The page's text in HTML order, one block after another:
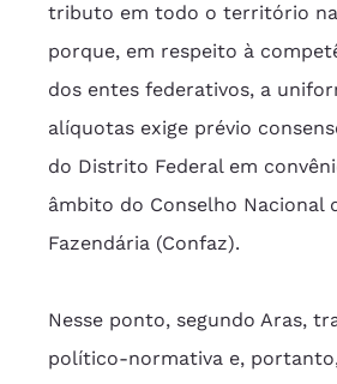
tributo em todo o território
porque, em respeito à
dos entes federativos, a
alíquotas exige prévio
do Distrito Federal em
âmbito do Conselho Nacional
Fazendária (Confaz).
Nesse ponto, segundo Aras,
político-normativa e,